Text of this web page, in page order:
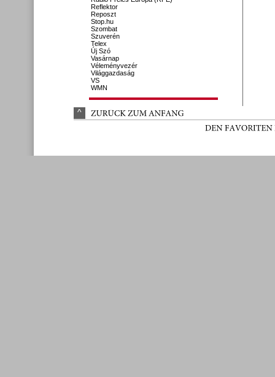
Reflektor
Reposzt
Stop.hu
Szombat
Szuverén
Telex
Új Szó
Vasárnap
Véleményvezér
Világgazdaság
VS
WMN
^ ZURÜCK ZUM ANFANG
DEN FAVORITEN